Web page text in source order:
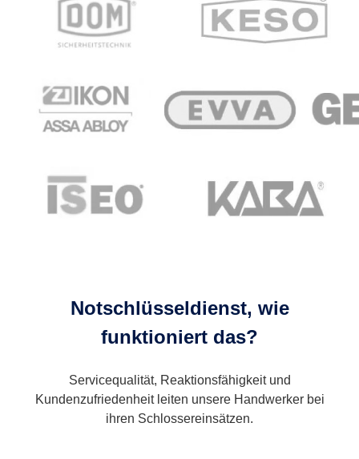
Notschlüsseldienst, wie
funktioniert das?
Servicequalität, Reaktionsfähigkeit und
Kundenzufriedenheit leiten unsere Handwerker bei
ihren Schlossereinsätzen.